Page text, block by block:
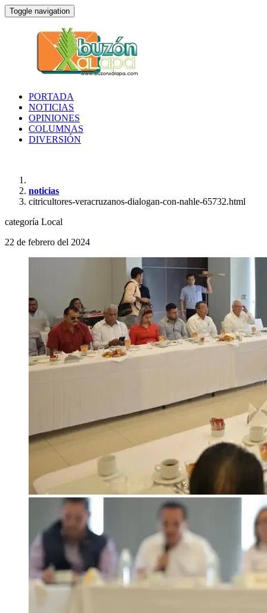
Toggle navigation
PORTADA
NOTICIAS
OPINIONES
COLUMNAS
DIVERSIÓN
noticias
citricultores-veracruzanos-dialogan-con-nahle-65732.html
categoría Local
22 de febrero del 2024